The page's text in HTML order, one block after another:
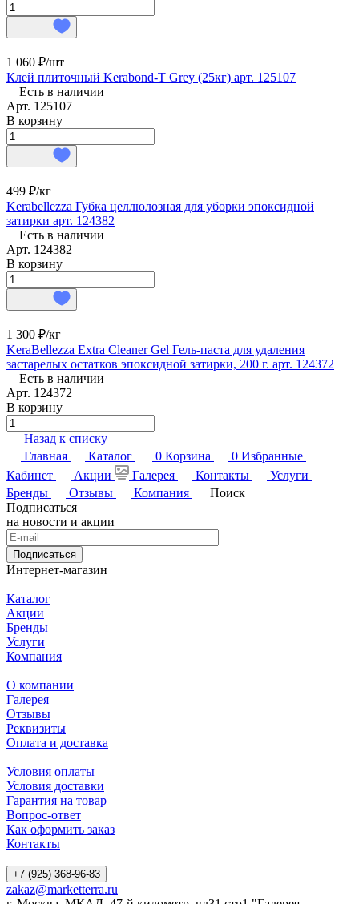
1 060 ₽/шт
Клей плиточный Kerabond-T Grey (25кг) арт. 125107
Есть в наличии
Арт. 125107
В корзину
499 ₽/кг
Kerabellezza Губка целлюлозная для уборки эпоксидной
затирки арт. 124382
Есть в наличии
Арт. 124382
В корзину
1 300 ₽/кг
KeraBellezza Extra Cleaner Gel Гель-паста для удаления
застарелых остатков эпоксидной затирки, 200 г. арт. 124372
Есть в наличии
Арт. 124372
В корзину
Назад к списку
Главная
Каталог 0 Корзина 0 Избранные
Кабинет
Акции Галерея Контакты
Услуги
Бренды
Отзывы Компания
Поиск
Подписаться
на новости и акции
Подписаться
Интернет-магазин
Каталог
Акции
Бренды
Услуги
Компания
О компании
Галерея
Отзывы
Реквизиты
Оплата и доставка
Условия оплаты
Условия доставки
Гарантия на товар
Вопрос-ответ
Как оформить заказ
Контакты
+7 (925) 368-96-83
zakaz@marketterra.ru